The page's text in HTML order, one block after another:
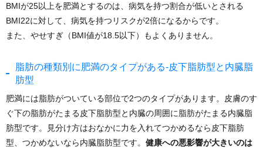
BMIが25以上を肥満とするのは、病気を持つ割合が低いとされる
BMI22に対して、病気を持つリスクが2倍になるからです。
また、やせすぎ（BMI値が18.5以下）もよくありません。
脂肪の種類別に肥満のタイプがある-皮下脂肪型と内臓脂
肪型
肥満には脂肪がついている部位で2つのタイプがあります。皮膚のす
ぐ下の脂肪がたまる皮下脂肪型と内臓の周囲に脂肪がたまる内臓脂
肪型です。見分け方はおなかに力を入れてつかめるなら皮下脂肪
型、つかめないなら内臓脂肪型です。 健康への悪影響が大きいのは